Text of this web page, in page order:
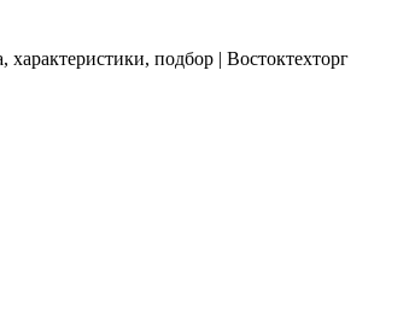
подбор | Востоктехторг